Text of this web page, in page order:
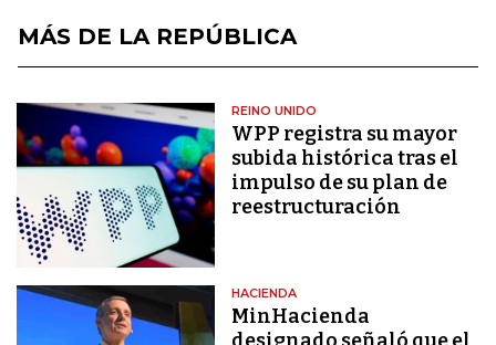
MÁS DE LA REPÚBLICA
REINO UNIDO
WPP registra su mayor
subida histórica tras el
impulso de su plan de
reestructuración
HACIENDA
MinHacienda